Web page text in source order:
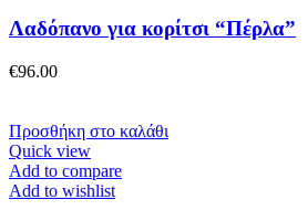
Λαδόπανο για κορίτσι “Πέρλα”
€96.00
Προσθήκη στο καλάθι
Quick view
Add to compare
Add to wishlist